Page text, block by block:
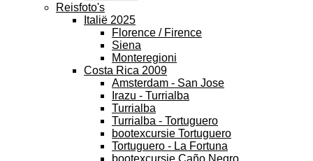
Reisfoto's
Italië 2025
Florence / Firence
Siena
Monteregioni
Costa Rica 2009
Amsterdam - San Jose
Irazu - Turrialba
Turrialba
Turrialba - Tortuguero
bootexcursie Tortuguero
Tortuguero - La Fortuna
bootexcursie Caño Negro